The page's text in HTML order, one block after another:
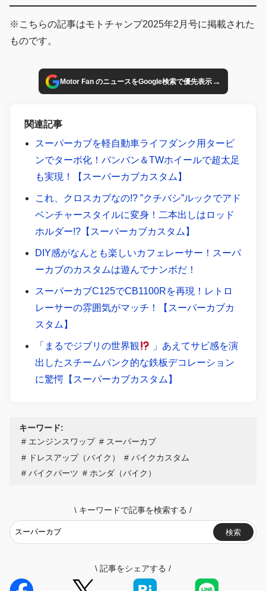
※こちらの記事はモトチャンプ2025年2月号に掲載された
ものです。
Motor Fan のニュースをGoogle検索で優先表示→
関連記事
スーパーカブを軽自動車ライフダンク用タービ
ンでターボ化！バンバン＆TWホイールで超太足
も実現！【スーパーカブカスタム】
これ、クロスカブなの!? ”クチバシ”ルックでアド
ベンチャースタイルに変身！二本出しはロッド
ホルダー!?【スーパーカブカスタム】
DIY感がなんとも楽しいカフェレーサー！スーパ
ーカブのカスタムは遊んでナンボだ！
スーパーカブC125でCB1100Rを再現！レトロ
レーサーの雰囲気がマッチ！【スーパーカブカ
スタム】
「まるでジブリの世界観
」あえてサビ感を演
出したスチームパンク的な鉄板デコレーション
に驚愕【スーパーカブカスタム】
キーワード:
エンジンスワップ
スーパーカブ
ドレスアップ（バイク）
バイクカスタム
バイクパーツ
ホンダ（バイク）
\ キーワードで記事を検索する /
検索
\ 記事をシェアする /